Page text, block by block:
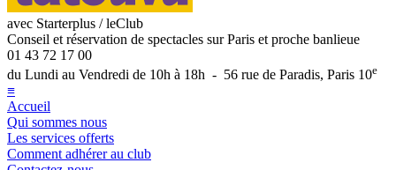
avec Starterplus / leClub
Conseil et réservation de spectacles sur Paris et proche banlieue
01 43 72 17 00
du Lundi au Vendredi de 10h à 18h - 56 rue de Paradis, Paris 10e
≡
Accueil
Qui sommes nous
Les services offerts
Comment adhérer au club